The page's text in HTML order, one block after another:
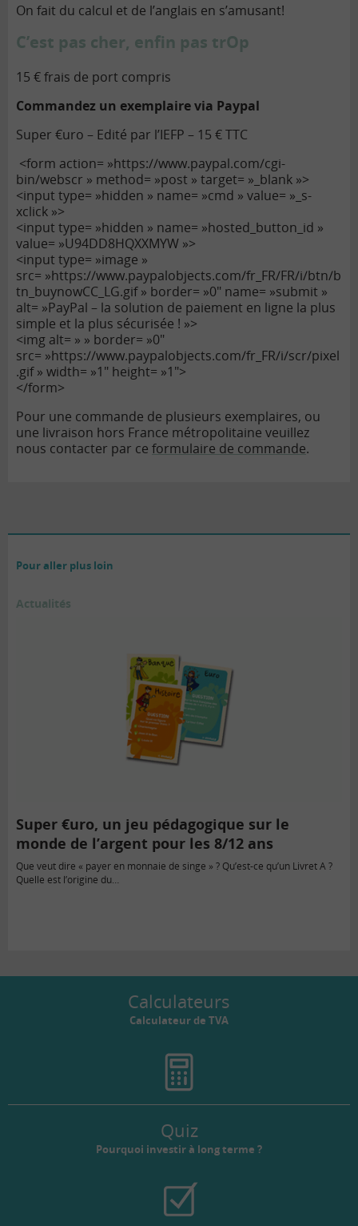
On fait du calcul et de l’anglais en s’amusant!
C’est pas cher, enfin pas trOp
15 € frais de port compris
Commandez un exemplaire via Paypal
Super €uro – Edité par l’IEFP – 15 € TTC
<form action= »https://www.paypal.com/cgi-
bin/webscr » method= »post » target= »_blank »>
<input type= »hidden » name= »cmd » value= »_s-
xclick »>
<input type= »hidden » name= »hosted_button_id »
value= »U94DD8HQXXMYW »>
<input type= »image »
src= »https://www.paypalobjects.com/fr_FR/FR/i/btn/b
tn_buynowCC_LG.gif » border= »0″ name= »submit »
alt= »PayPal – la solution de paiement en ligne la plus
simple et la plus sécurisée ! »>
<img alt= » » border= »0″
src= »https://www.paypalobjects.com/fr_FR/i/scr/pixel
.gif » width= »1″ height= »1″>
</form>
Pour une commande de plusieurs exemplaires, ou
une livraison hors France métropolitaine veuillez
nous contacter par ce formulaire de commande.
Pour aller plus loin
Actualités
Super €uro, un jeu pédagogique sur le
monde de l’argent pour les 8/12 ans
Que veut dire « payer en monnaie de singe » ? Qu’est-ce qu’un Livret A ?
Quelle est l’origine du…
Calculateurs
Calculateur de TVA
Quiz
Pourquoi investir à long terme ?